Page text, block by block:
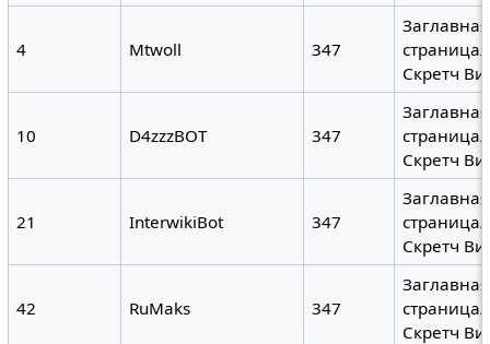
4 Mtwoll 347
Заглавная
страница/
Скретч
10 D4zzzBOT 347
Заглавная
страница/
Скретч
21 InterwikiBot 347
Заглавная
страница/
Скретч
42 RuMaks 347
Заглавная
страница/
Скретч